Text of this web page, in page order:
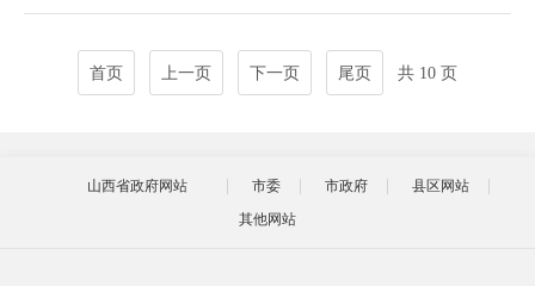
首页 上一页 下一页 尾页 共 10 页
山西省政府网站 市委 市政府
县区网站
其他网站